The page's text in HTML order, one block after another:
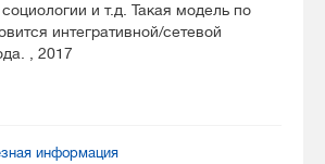
и т.д. Такая модель по
интегративной/сетевой
, 2017
информация